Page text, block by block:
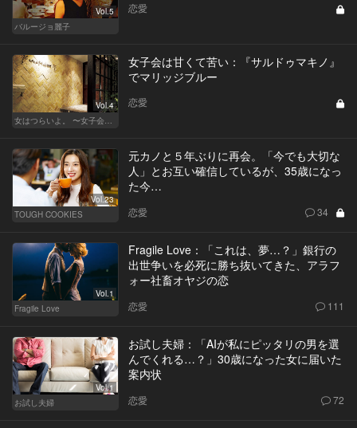
Vol.5
バルージョ麗子
恋愛
Vol.4
女子会は甘くて苦い：『サルドゥマキノ』
でマリッジブルー
恋愛
Vol.23
TOUGH COOKIES
元カノと５年ぶりに再会。「今でも大切な
人」とお互い確信しているが、35歳になっ
た今…
恋愛 34
Vol.1
Fragile Love
Fragile Love：「これは、夢…？」銀行の
出世争いを必死に勝ち抜いてきた、アラフ
ォー社畜オヤジの恋
恋愛 111
Vol.1
お試し夫婦
お試し夫婦：「AIが私にピッタリの男を選
んでくれる…？」30歳になった女に届いた
案内状
恋愛 72